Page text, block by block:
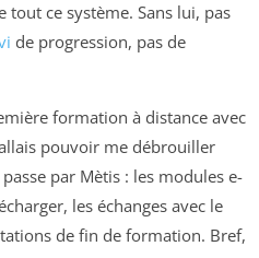
tout ce système. Sans lui, pas
de progression, pas de
formation à distance avec
pouvoir me débrouiller
par Mètis : les modules e-
les échanges avec le
de fin de formation. Bref,